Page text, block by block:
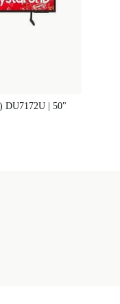
DU7172U | 50"